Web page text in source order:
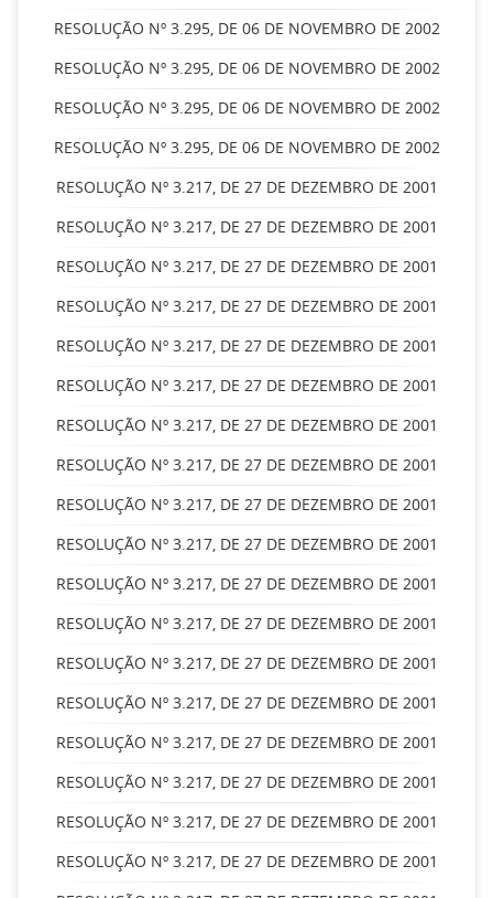
RESOLUÇÃO Nº 3.295, DE 06 DE NOVEMBRO DE 2002
RESOLUÇÃO Nº 3.295, DE 06 DE NOVEMBRO DE 2002
RESOLUÇÃO Nº 3.295, DE 06 DE NOVEMBRO DE 2002
RESOLUÇÃO Nº 3.295, DE 06 DE NOVEMBRO DE 2002
RESOLUÇÃO Nº 3.217, DE 27 DE DEZEMBRO DE 2001
RESOLUÇÃO Nº 3.217, DE 27 DE DEZEMBRO DE 2001
RESOLUÇÃO Nº 3.217, DE 27 DE DEZEMBRO DE 2001
RESOLUÇÃO Nº 3.217, DE 27 DE DEZEMBRO DE 2001
RESOLUÇÃO Nº 3.217, DE 27 DE DEZEMBRO DE 2001
RESOLUÇÃO Nº 3.217, DE 27 DE DEZEMBRO DE 2001
RESOLUÇÃO Nº 3.217, DE 27 DE DEZEMBRO DE 2001
RESOLUÇÃO Nº 3.217, DE 27 DE DEZEMBRO DE 2001
RESOLUÇÃO Nº 3.217, DE 27 DE DEZEMBRO DE 2001
RESOLUÇÃO Nº 3.217, DE 27 DE DEZEMBRO DE 2001
RESOLUÇÃO Nº 3.217, DE 27 DE DEZEMBRO DE 2001
RESOLUÇÃO Nº 3.217, DE 27 DE DEZEMBRO DE 2001
RESOLUÇÃO Nº 3.217, DE 27 DE DEZEMBRO DE 2001
RESOLUÇÃO Nº 3.217, DE 27 DE DEZEMBRO DE 2001
RESOLUÇÃO Nº 3.217, DE 27 DE DEZEMBRO DE 2001
RESOLUÇÃO Nº 3.217, DE 27 DE DEZEMBRO DE 2001
RESOLUÇÃO Nº 3.217, DE 27 DE DEZEMBRO DE 2001
RESOLUÇÃO Nº 3.217, DE 27 DE DEZEMBRO DE 2001